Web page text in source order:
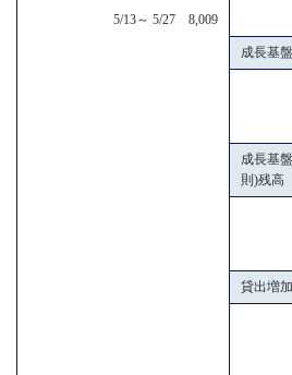
5/13～ 5/27 8,009
成長基
成長基
則)残高
貸出増